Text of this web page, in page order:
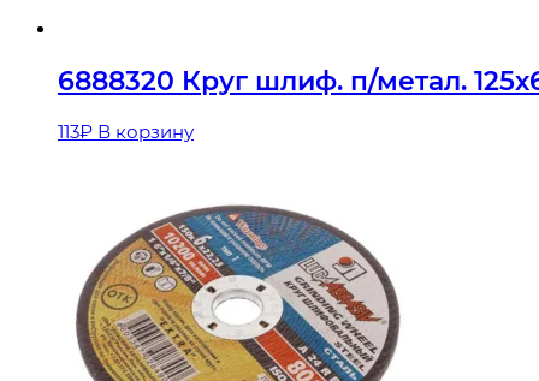
6888320 Круг шлиф. п/метал.
113₽ В корзину